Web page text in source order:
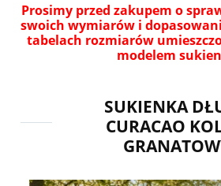
Prosimy przed zakupem o
swoich wymiarów i
tabelach rozmiarów
modelem
SUKIENKA
CURACAO